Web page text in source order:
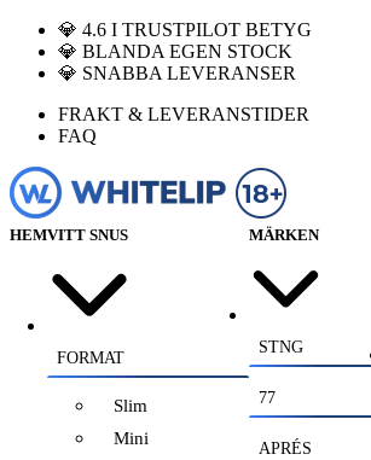
💎 4.6 I TRUSTPILOT BETYG
💎 BLANDA EGEN STOCK
💎 SNABBA LEVERANSER
FRAKT & LEVERANSTIDER
FAQ
HEMVITT SNUS
FORMAT
Slim
Mini
MÄRKEN
STNG
77
APRÉS